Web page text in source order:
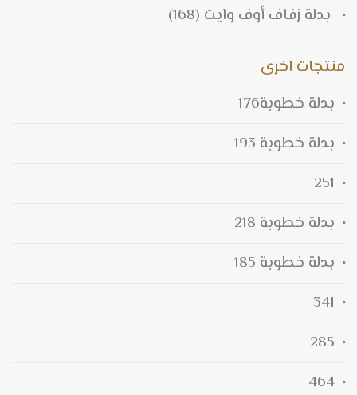
بدلة زفاف أوف وايت (168)
منتجات اخرى
بدلة خطوبة176
بدلة خطوبة 193
251
بدلة خطوبة 218
بدلة خطوبة 185
341
285
464